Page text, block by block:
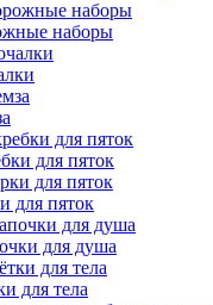
наборы
для пяток
для пяток
для душа
для тела